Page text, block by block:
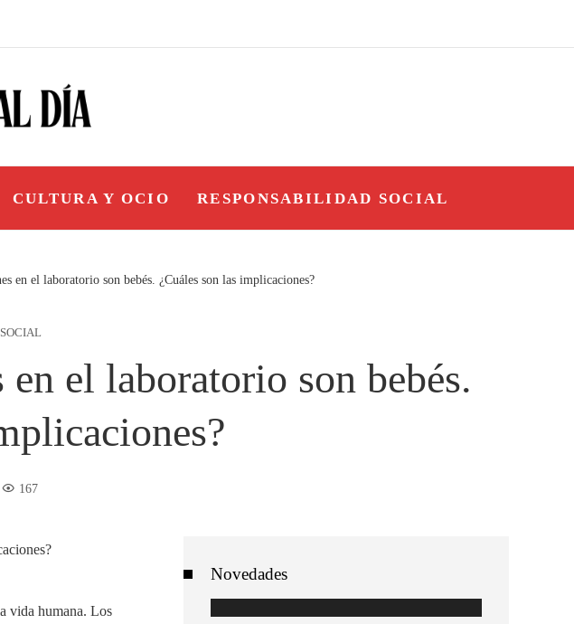
CULTURA Y OCIO RESPONSABILIDAD SOCIAL
en el laboratorio son bebés. ¿Cuáles son las implicaciones?
el laboratorio son bebés.
167
vida humana. Los
Novedades